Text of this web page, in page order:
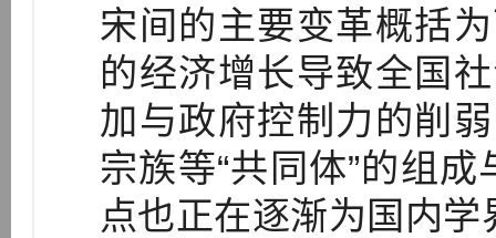
宋间的主要变革概括
的经济增长导致全国
加与政府控制力的削
宗族等“共同体”的组
点也正在逐渐为国内